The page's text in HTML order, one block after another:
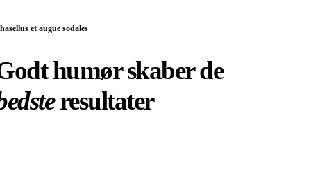
et augue sodales
humør skaber de
resultater